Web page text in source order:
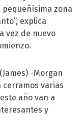
pequeñísima zona
explica
vez de nuevo
-Morgan
cerramos varias
año van a
y